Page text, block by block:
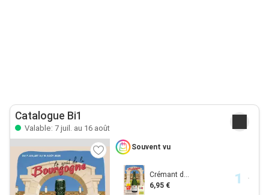
Catalogue Bi1
Valable: 7 juil. au 16 août
Souvent vu
Crémant d...
6,95 €